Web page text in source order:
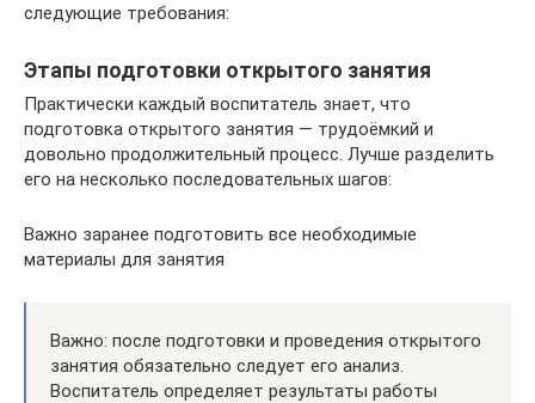
следующие требования:
Этапы подготовки открытого занятия
Практически каждый воспитатель знает, что
подготовка открытого занятия — трудоёмкий и
довольно продолжительный процесс. Лучше разделить
его на несколько последовательных шагов:
Важно заранее подготовить все необходимые
материалы для занятия
Важно: после подготовки и проведения открытого
занятия обязательно следует его анализ.
Воспитатель определяет результаты работы